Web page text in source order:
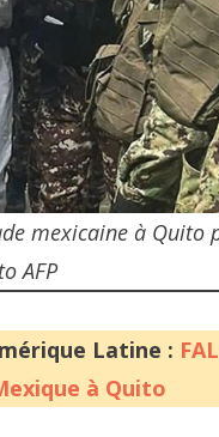
mexicaine à Quito
AFP
Latine :
à Quito